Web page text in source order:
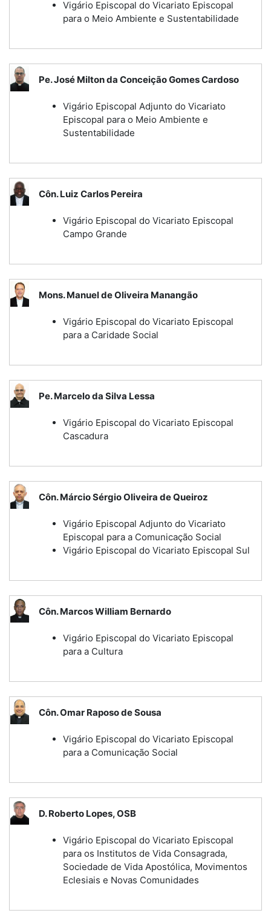
Vigário Episcopal do Vicariato Episcopal
para o Meio Ambiente e Sustentabilidade
Pe. José Milton da Conceição Gomes Cardoso
Vigário Episcopal Adjunto do Vicariato
Episcopal para o Meio Ambiente e
Sustentabilidade
Côn. Luiz Carlos Pereira
Vigário Episcopal do Vicariato Episcopal
Campo Grande
Mons. Manuel de Oliveira Manangão
Vigário Episcopal do Vicariato Episcopal
para a Caridade Social
Pe. Marcelo da Silva Lessa
Vigário Episcopal do Vicariato Episcopal
Cascadura
Côn. Márcio Sérgio Oliveira de Queiroz
Vigário Episcopal Adjunto do Vicariato
Episcopal para a Comunicação Social
Vigário Episcopal do Vicariato Episcopal Sul
Côn. Marcos William Bernardo
Vigário Episcopal do Vicariato Episcopal
para a Cultura
Côn. Omar Raposo de Sousa
Vigário Episcopal do Vicariato Episcopal
para a Comunicação Social
D. Roberto Lopes, OSB
Vigário Episcopal do Vicariato Episcopal
para os Institutos de Vida Consagrada,
Sociedade de Vida Apostólica, Movimentos
Eclesiais e Novas Comunidades